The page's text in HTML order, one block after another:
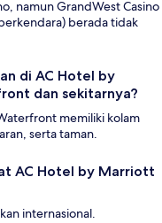
namun GrandWest Casino
berada tidak
di AC Hotel by
dan sekitarnya?
memiliki kolam
serta taman.
AC Hotel by Marriott
internasional.